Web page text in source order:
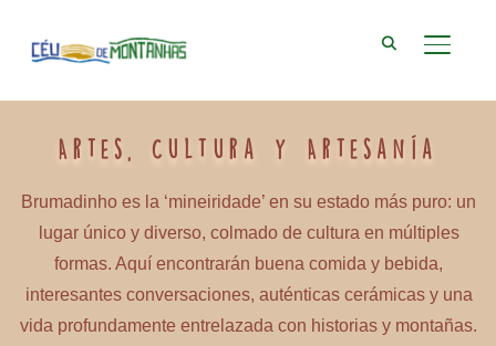
Artes, Cultura y Artesanía
Brumadinho es la ‘mineiridade’ en su estado más puro: un
lugar único y diverso, colmado de cultura en múltiples
formas. Aquí encontrarán buena comida y bebida,
interesantes conversaciones, auténticas cerámicas y una
vida profundamente entrelazada con historias y montañas.